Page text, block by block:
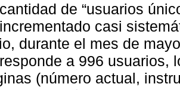
de “usuarios
casi
durante el mes de
a 996 usuarios,
(número actual,